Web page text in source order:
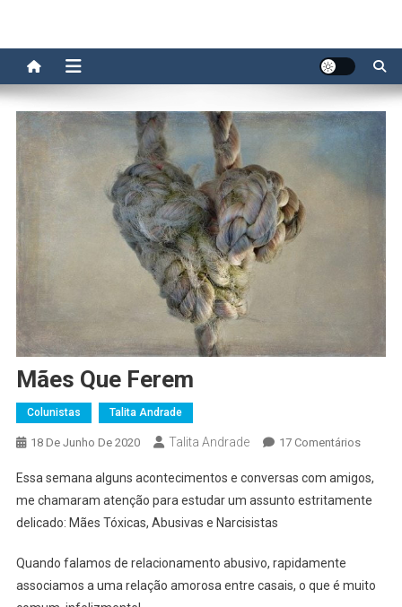
Mães Que Ferem
Colunistas Talita Andrade
18 De Junho De 2020 Talita Andrade 17 ComentáriosEm
Que
Ferem
Essa semana alguns acontecimentos e conversas com amigos,
me chamaram atenção para estudar um assunto estritamente
delicado: Mães Tóxicas, Abusivas e Narcisistas
Quando falamos de relacionamento abusivo, rapidamente
associamos a uma relação amorosa entre casais, o que é muito